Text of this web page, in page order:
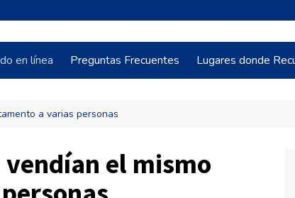
en línea Preguntas Frecuentes Lugares donde
a varias personas
el mismo